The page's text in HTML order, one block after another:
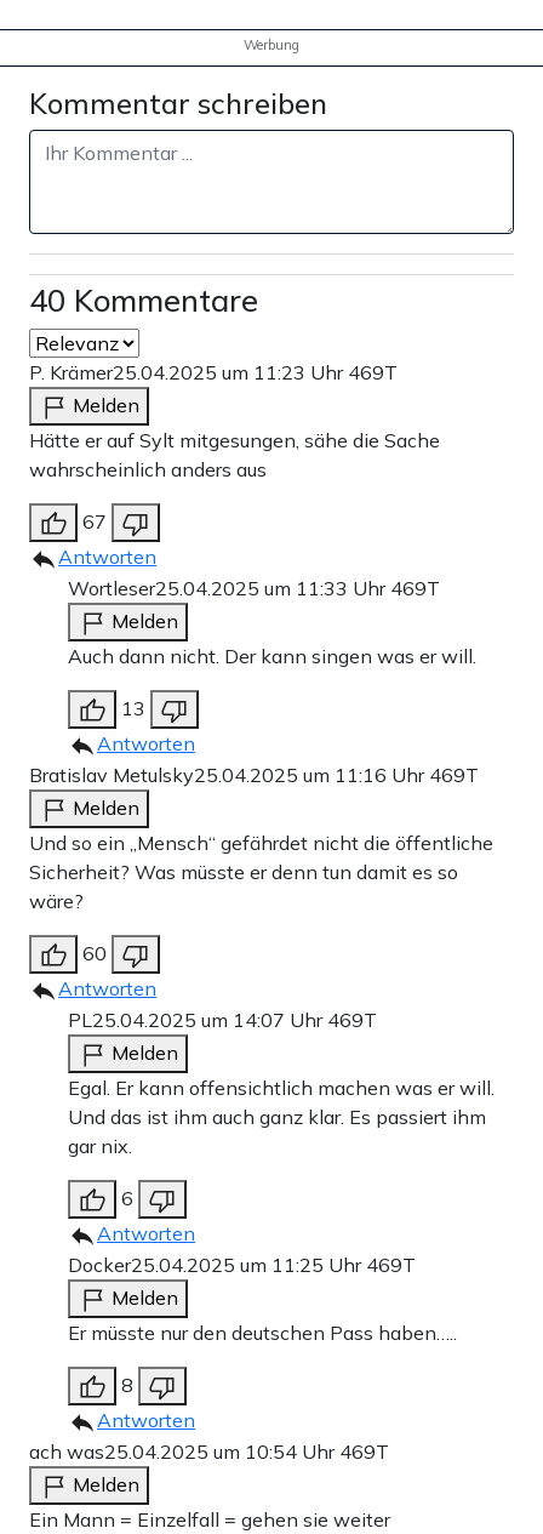
Werbung
Kommentar schreiben
40 Kommentare
P. Krämer25.04.2025 um 11:23 Uhr 469T
Melden
Hätte er auf Sylt mitgesungen, sähe die Sache
wahrscheinlich anders aus
67
Antworten
Wortleser25.04.2025 um 11:33 Uhr 469T
Melden
Auch dann nicht. Der kann singen was er will.
13
Antworten
Bratislav Metulsky25.04.2025 um 11:16 Uhr 469T
Melden
Und so ein „Mensch“ gefährdet nicht die öffentliche
Sicherheit? Was müsste er denn tun damit es so
wäre?
60
Antworten
PL25.04.2025 um 14:07 Uhr 469T
Melden
Egal. Er kann offensichtlich machen was er will.
Und das ist ihm auch ganz klar. Es passiert ihm
gar nix.
6
Antworten
Docker25.04.2025 um 11:25 Uhr 469T
Melden
Er müsste nur den deutschen Pass haben…..
8
Antworten
ach was25.04.2025 um 10:54 Uhr 469T
Melden
Ein Mann = Einzelfall = gehen sie weiter